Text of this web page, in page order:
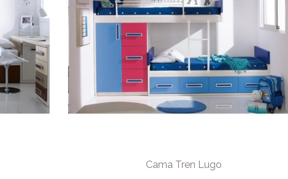
Cama Tren Lugo